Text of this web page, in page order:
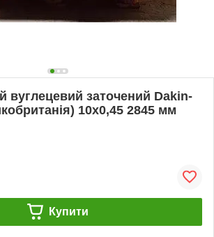
вуглецевий заточений Dakin-
10х0,45 2845 мм
Купити